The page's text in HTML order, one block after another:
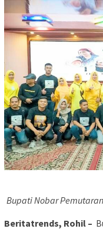
Bupati Nobar
Beritatrends, Rohil –